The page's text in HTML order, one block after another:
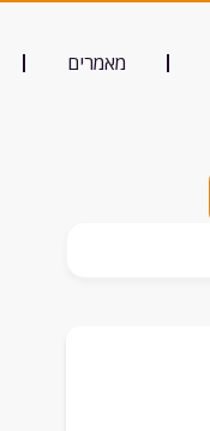
מאמרים